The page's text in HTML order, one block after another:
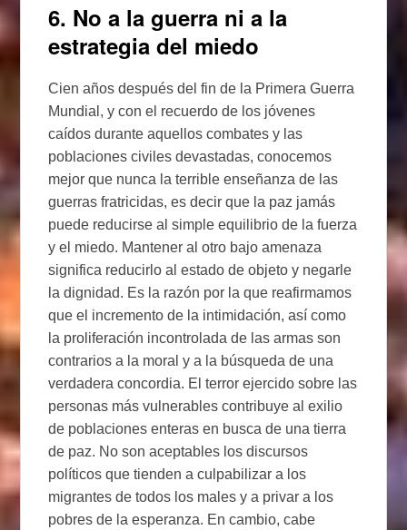
6. No a la guerra ni a la
estrategia del miedo
Cien años después del fin de la Primera Guerra
Mundial, y con el recuerdo de los jóvenes
caídos durante aquellos combates y las
poblaciones civiles devastadas, conocemos
mejor que nunca la terrible enseñanza de las
guerras fratricidas, es decir que la paz jamás
puede reducirse al simple equilibrio de la fuerza
y el miedo. Mantener al otro bajo amenaza
significa reducirlo al estado de objeto y negarle
la dignidad. Es la razón por la que reafirmamos
que el incremento de la intimidación, así como
la proliferación incontrolada de las armas son
contrarios a la moral y a la búsqueda de una
verdadera concordia. El terror ejercido sobre las
personas más vulnerables contribuye al exilio
de poblaciones enteras en busca de una tierra
de paz. No son aceptables los discursos
políticos que tienden a culpabilizar a los
migrantes de todos los males y a privar a los
pobres de la esperanza. En cambio, cabe